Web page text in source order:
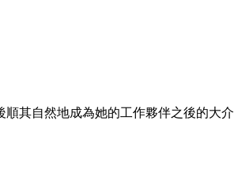
其自然地成為她的工作夥伴之後的